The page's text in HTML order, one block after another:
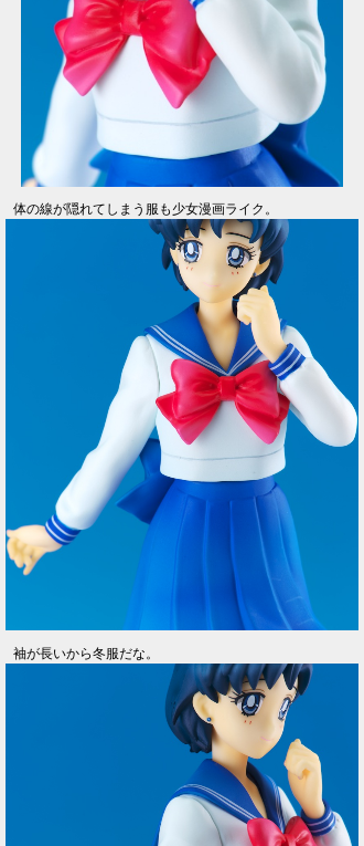
体の線が隠れてしまう服も少女漫画ライク。
袖が長いから冬服だな。